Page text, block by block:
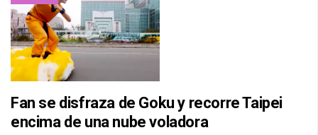
Fan se disfraza de Goku y recorre Taipei
encima de una nube voladora